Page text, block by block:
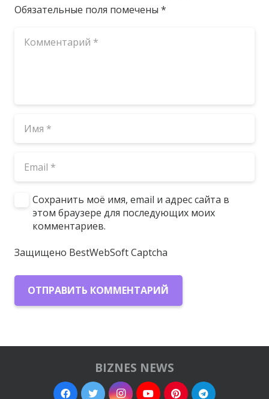
Обязательные поля помечены *
Сохранить моё имя, email и адрес сайта в
этом браузере для последующих моих
комментариев.
Защищено BestWebSoft Captcha
ОТПРАВИТЬ КОММЕНТАРИЙ
BIZNES NEWS